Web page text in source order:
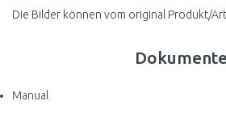
Die Bilder können vom original Produkt/
Dokumente
Manual